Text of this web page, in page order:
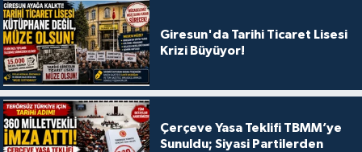
Giresun'da Tarihi Ticaret Lisesi
Krizi Büyüyor!
Çerçeve Yasa Teklifi TBMM’ye
Sunuldu; Siyasi Partilerden